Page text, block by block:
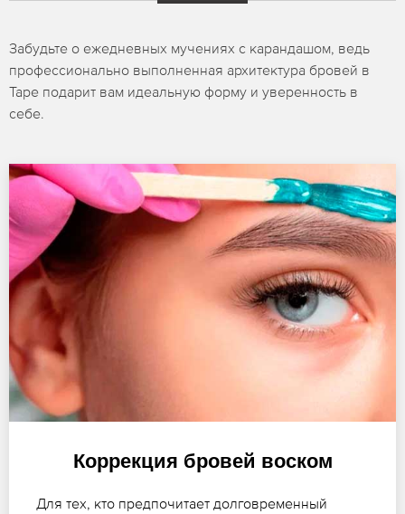
Забудьте о ежедневных мучениях с карандашом, ведь
профессионально выполненная архитектура бровей в
Таре подарит вам идеальную форму и уверенность в
себе.
Коррекция бровей воском
Для тех, кто предпочитает долговременный